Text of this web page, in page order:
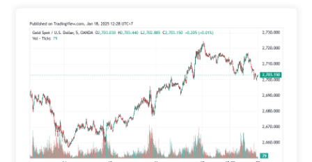
31/05/2022
Bất ổn từ các cuộc đấu giá đất ở Thanh Hoá
31/05/2022
Tiền gửi vào ngân hàng tiếp tục tăng mạnh
31/05/2022